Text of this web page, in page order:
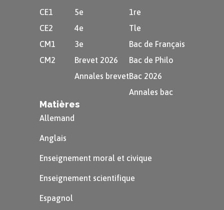
CE1
CE2
CM1
CM2
5e
4e
3e
Brevet 2026
Annales brevet
1re
Tle
Bac de Français
Bac de Philo
Bac 2026
Annales bac
Matières
Allemand
Anglais
Enseignement moral et civique
Enseignement scientifique
Espagnol